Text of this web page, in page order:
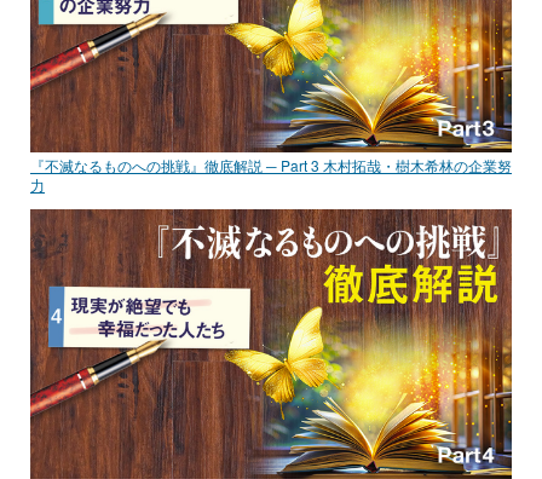
『不滅なるものへの挑戦』徹底解説 ─ Part 3 木村拓哉・樹木希林の企業努
力